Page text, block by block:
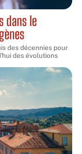
dans le
des décennies pour
des évolutions